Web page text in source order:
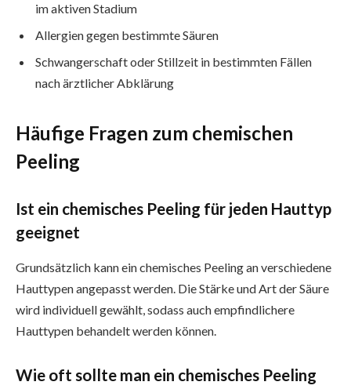
im aktiven Stadium
Allergien gegen bestimmte Säuren
Schwangerschaft oder Stillzeit in bestimmten Fällen
nach ärztlicher Abklärung
Häufige Fragen zum chemischen
Peeling
Ist ein chemisches Peeling für jeden Hauttyp
geeignet
Grundsätzlich kann ein chemisches Peeling an verschiedene
Hauttypen angepasst werden. Die Stärke und Art der Säure
wird individuell gewählt, sodass auch empfindlichere
Hauttypen behandelt werden können.
Wie oft sollte man ein chemisches Peeling